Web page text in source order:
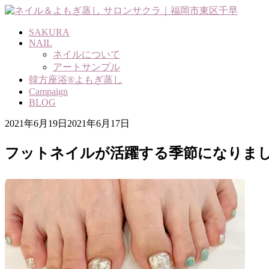
Skip
contentSAKURA
NAIL
ネイルについて
アートサンプル
韓方座浴®よもぎ蒸し
Campaign
BLOG
2021年6月19日 2021年6月17日
フットネイルが活躍する季節になりま